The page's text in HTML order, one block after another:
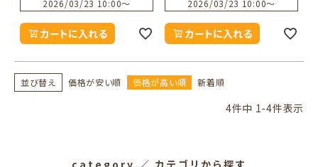
2026/03/23 10:00〜
カートに入れる
2026/03/23 10:00〜
カートに入れる
並び替え 価格が安い順 価格が高い順 新着順
4件中 1-4件表示
category ／ カテゴリから探す